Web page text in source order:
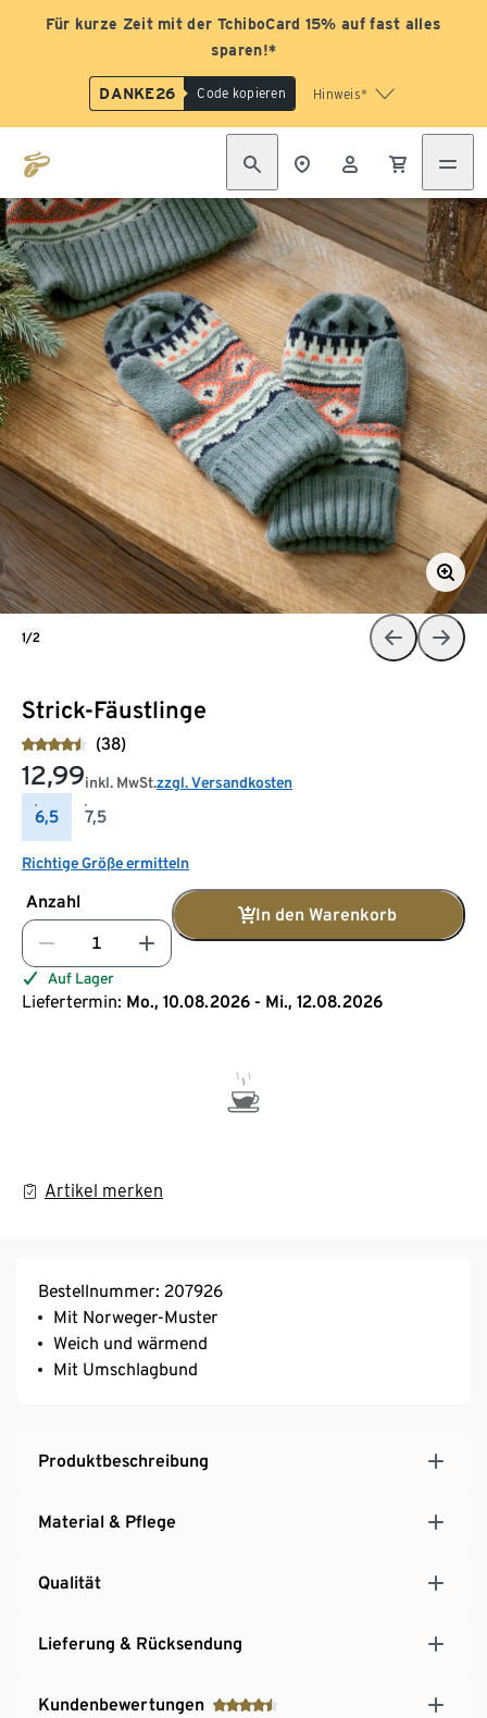
Für kurze Zeit mit der TchiboCard 15% auf fast alles
sparen!*
DANKE26 Code kopieren Hinweis*
Strick-Fäustlinge
(38)
12,99inkl. MwSt.zzgl. Versandkosten
6,5 7,5
Richtige Größe ermitteln
Anzahl
In den Warenkorb
Auf Lager
Liefertermin: Mo., 10.08.2026 - Mi., 12.08.2026
Artikel merken
1/2
Bestellnummer: 207926
Mit Norweger-Muster
Weich und wärmend
Mit Umschlagbund
Produktbeschreibung
Material & Pflege
Qualität
Lieferung & Rücksendung
Kundenbewertungen